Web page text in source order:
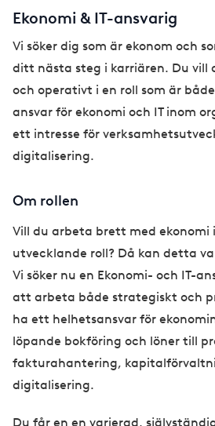
Ekonomi & IT-ansvarig
Vi söker dig som är ekonom och
ditt nästa steg i karriären. Du vill
och operativt i en roll som är
ansvar för ekonomi och IT inom
ett intresse för
digitalisering.
Om rollen
Vill du arbeta brett med ekonomi
utvecklande roll? Då kan detta
Vi söker nu en Ekonomi- och IT-
att arbeta både strategiskt och
ha ett helhetsansvar för
löpande bokföring och löner till
fakturahantering,
digitalisering.
Du får en en varierad,